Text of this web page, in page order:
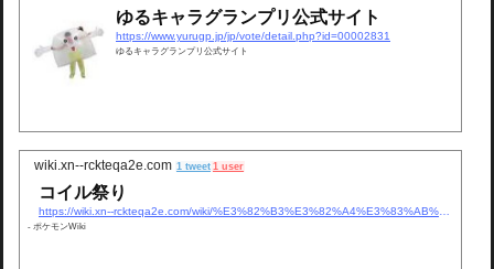
ゆるキャラグランプリ公式サイト
https://www.yurugp.jp/jp/vote/detail.php?id=00002831
ゆるキャラグランプリ公式サイト
wiki.xn--rckteqa2e.com 1 tweet 1 user
コイル祭り
https://wiki.xn--rckteqa2e.com/wiki/
- ポケモンWiki